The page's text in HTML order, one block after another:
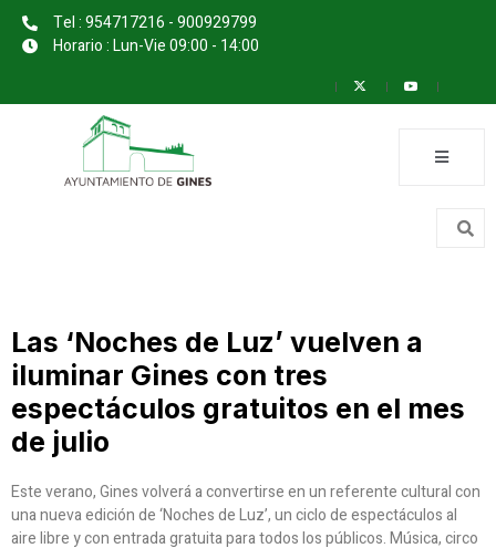
Tel : 954717216 - 900929799
Horario : Lun-Vie 09:00 - 14:00
Las ‘Noches de Luz’ vuelven a
iluminar Gines con tres
espectáculos gratuitos en el mes
de julio
Este verano, Gines volverá a convertirse en un referente cultural con
una nueva edición de ‘Noches de Luz’, un ciclo de espectáculos al
aire libre y con entrada gratuita para todos los públicos. Música, circo